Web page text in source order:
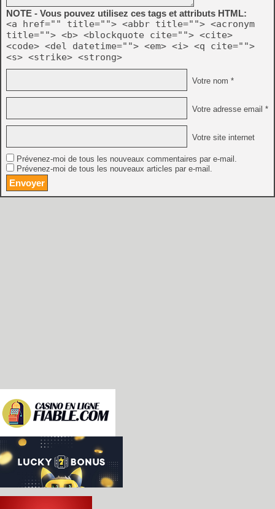
NOTE - Vous pouvez utilisez ces tags et attributs HTML:
<a href="" title=""> <abbr title=""> <acronym
title=""> <b> <blockquote cite=""> <cite>
<code> <del datetime=""> <em> <i> <q cite="">
<s> <strike> <strong>
Votre nom *
Votre adresse email *
Votre site internet
Prévenez-moi de tous les nouveaux commentaires par e-mail.
Prévenez-moi de tous les nouveaux articles par e-mail.